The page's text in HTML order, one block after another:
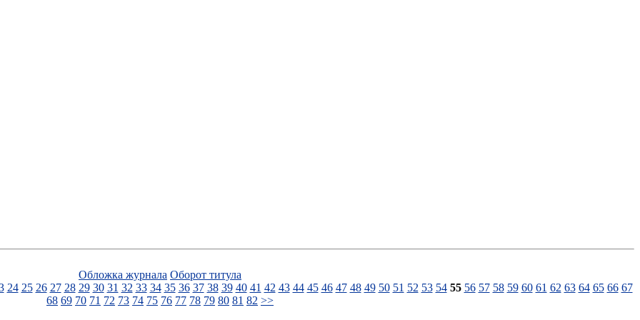
Обложка журнала Оборот титула
24 25 26 27 28 29 30 31 32 33 34 35 36 37 38 39 40 41 42 43 44 45 46 47 48 49 50 51 52 53 54 55 56 57 58 59 60 61 62 63 64 65 66 67
68 69 70 71 72 73 74 75 76 77 78 79 80 81 82 >>